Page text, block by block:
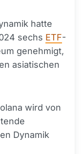
hatte
sechs ETF-
genehmigt,
asiatischen
wird von
Dynamik